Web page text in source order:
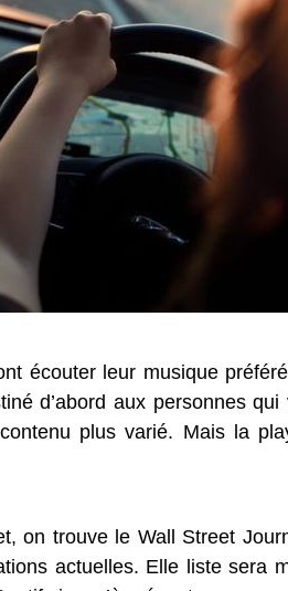
écouter leur musique
d’abord aux personnes
plus varié. Mais la
on trouve le Wall Street
actuelles. Elle liste sera